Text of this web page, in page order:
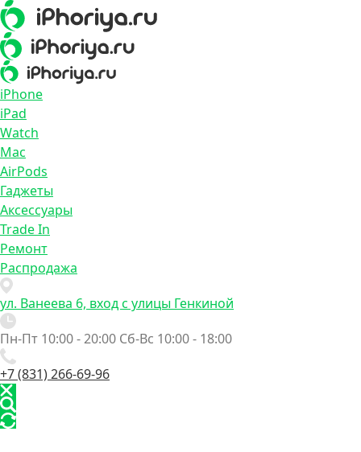
iPhone
iPad
Watch
Mac
AirPods
Гаджеты
Аксессуары
Trade In
Ремонт
Распродажа
ул. Ванеева 6, вход с улицы Генкиной
Пн-Пт 10:00 - 20:00 Сб-Вс 10:00 - 18:00
+7 (831) 266-69-96